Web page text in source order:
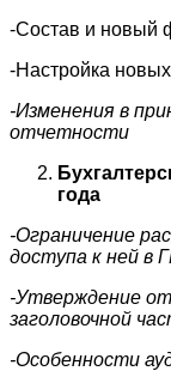
-Состав и новый
-Настройка
-Изменения в
отчетности
года
-Ограничение
доступа к ней в
-Утверждение
заголовочной
-Особенности